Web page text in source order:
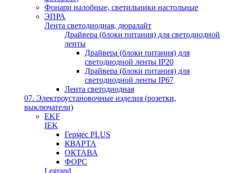
Фонари налобные, светильники настольные
ЭПРА
Лента светодиодная, дюралайт
Драйвера (блоки питания) для светодиодной
ленты
Драйвера (блоки питания) для
светодиодной ленты IP20
Драйвера (блоки питания) для
светодиодной ленты IP67
Лента светодиодная
07. Электроустановочные изделия (розетки,
выключатели)
EKF
IEK
Гермес PLUS
КВАРТА
ОКТАВА
ФОРС
Legrand